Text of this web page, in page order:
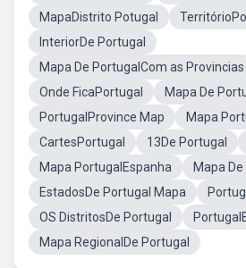
MapaDistrito Potugal
InteriorDe Portugal
Mapa De PortugalCom as Provincias
Onde FicaPortugal
Mapa De
PortugalProvince Map
Mapa
CartesPortugal
13De Portugal
Mapa PortugalEspanha
Mapa
EstadosDe Portugal Mapa
OS DistritosDe Portugal
Mapa RegionalDe Portugal